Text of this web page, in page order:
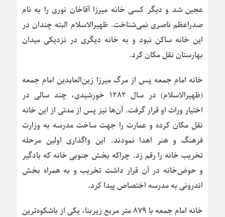
عجین شد و دیگر کسی خانه میرزا آقاخان نوری را به نام
صدراعظم ناصری نمی‌شناخت. ظهیرالاسلام البته چندان در
این خانه ساکن نبود و به خانه دیگری در نزدیکی میدان
بهارستان نقل مکان کرد.
خانه امام جمعه پس از مرگ میرزا زین‌العابدین امام جمعه
(ظهیرالاسلام) در سال ۱۲۸۲ خورشیدی، چند سالی در
اختیار وراث او قرار گرفت. آن‌ها نیز پس از مدتی از این خانه
نقل مکان کرده و عمارت را جهت ساخت مدرسه به وزارت
فرهنگ و هنر اهدا نمودند. این واگذاری اولین مرحله
تخریب خانه را رقم زد. چراکه بخش جنوبی خانه که بادگیر
و حوض‌خانه در آن قرار داشت تخریب و به همراه بخش
اندرونی به مدرسه اختصاص پیدا کرد.
خانه امام جمعه با ۸۷۹ متر مربع زیربنا، یکی از باشکوه‌ترین